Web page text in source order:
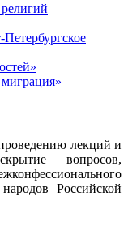
лекций и
вопросов,
Российской